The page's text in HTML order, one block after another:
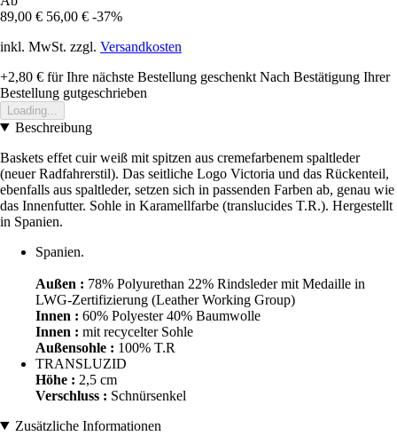
89,00 € 56,00 € -37%
inkl. MwSt. zzgl. Versandkosten
+2,80 € für Ihre nächste Bestellung geschenkt Nach Bestätigung Ihrer
Bestellung gutgeschrieben
Loading...
Beschreibung
Baskets effet cuir weiß mit spitzen aus cremefarbenem spaltleder
(neuer Radfahrerstil). Das seitliche Logo Victoria und das Rückenteil,
ebenfalls aus spaltleder, setzen sich in passenden Farben ab, genau wie
das Innenfutter. Sohle in Karamellfarbe (translucides T.R.). Hergestellt
in Spanien.
Spanien.
Außen : 78% Polyurethan 22% Rindsleder mit Medaille in
LWG-Zertifizierung (Leather Working Group)
Innen : 60% Polyester 40% Baumwolle
Innen : mit recycelter Sohle
Außensohle : 100% T.R
TRANSLUZID
Höhe : 2,5 cm
Verschluss : Schnürsenkel
Zusätzliche Informationen